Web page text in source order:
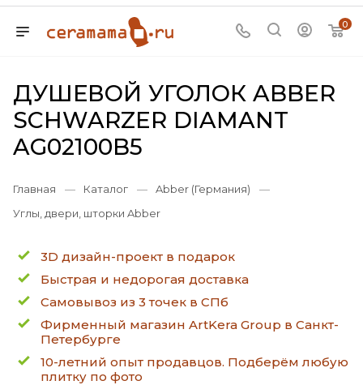
0
ДУШЕВОЙ УГОЛОК ABBER
SCHWARZER DIAMANT
AG02100B5
Главная — Каталог — Abber (Германия)
—
Углы, двери, шторки Abber
3D дизайн-проект в подарок
Быстрая и недорогая доставка
Самовывоз из 3 точек в СПб
Фирменный магазин ArtKera Group в Санкт-
Петербурге
10-летний опыт продавцов. Подберём любую
плитку по фото